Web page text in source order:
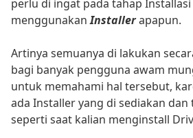
perlu di ingat pada tahap
menggunakanInstallerapapun.
Artinya semuanya di lakukan
bagi banyak pengguna awam
untuk memahami hal tersebut,
ada Installer yang di sediakan
seperti saat kalian menginstall